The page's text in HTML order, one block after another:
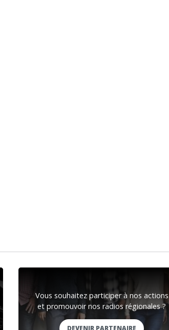
Vous souhaitez participer à nos actions
et promouvoir nos radios régionales ?
DEVENIR PARTENAIRE